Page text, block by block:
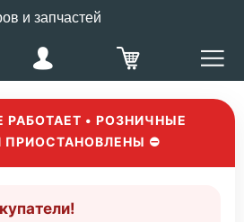
и запчастей
РАБОТАЕТ • РОЗНИЧНЫЕ
⛔